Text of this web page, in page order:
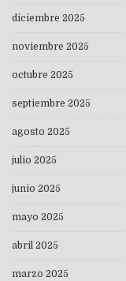
diciembre 2025
noviembre 2025
octubre 2025
septiembre 2025
agosto 2025
julio 2025
junio 2025
mayo 2025
abril 2025
marzo 2025